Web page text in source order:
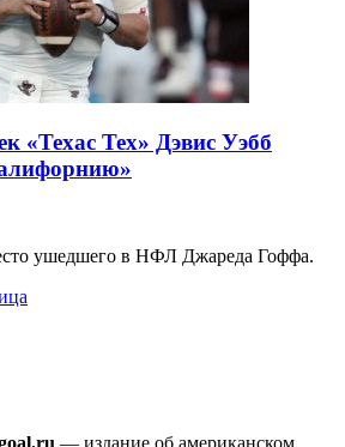
«Техас Тех» Дэвис Уэбб
ушедшего в НФЛ Джареда Гоффа.
— издание об американском